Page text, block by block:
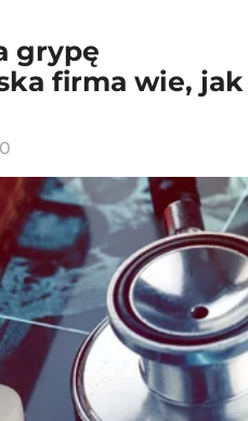
grypę
firma wie, jak